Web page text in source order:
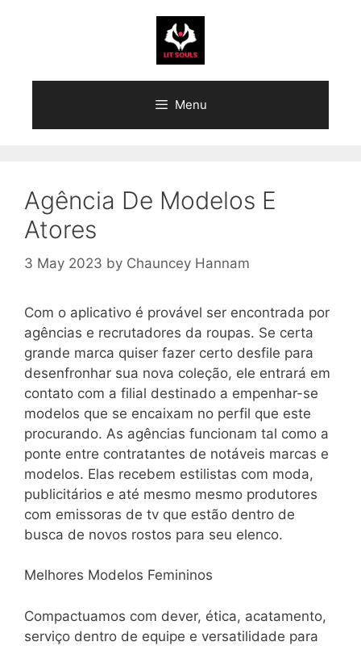
Menu
Agência De Modelos E
Atores
3 May 2023 by Chauncey Hannam
Com o aplicativo é provável ser encontrada por
agências e recrutadores da roupas. Se certa
grande marca quiser fazer certo desfile para
desenfronhar sua nova coleção, ele entrará em
contato com a filial destinado a empenhar-se
modelos que se encaixam no perfil que este
procurando. As agências funcionam tal como a
ponte entre contratantes de notáveis marcas e
modelos. Elas recebem estilistas com moda,
publicitários e até mesmo mesmo produtores
com emissoras de tv que estão dentro de
busca de novos rostos para seu elenco.
Melhores Modelos Femininos
Compactuamos com dever, ética, acatamento,
serviço dentro de equipe e versatilidade para